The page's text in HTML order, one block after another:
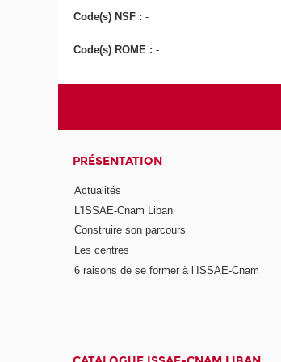
Code(s) NSF :-
Code(s) ROME :-
PRÉSENTATION
Actualités
L'ISSAE-Cnam Liban
Construire son parcours
Les centres
6 raisons de se former à l’ISSAE-Cnam